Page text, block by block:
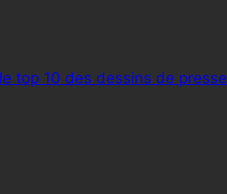
le top 10 des dessins de presse